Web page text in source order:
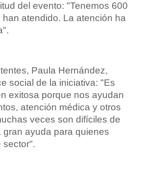
del evento: "Tenemos 600
atendido. La atención ha
Paula Hernández,
social de la iniciativa: "Es
exitosa porque nos ayudan
atención médica y otros
veces son difíciles de
gran ayuda para quienes
sector".